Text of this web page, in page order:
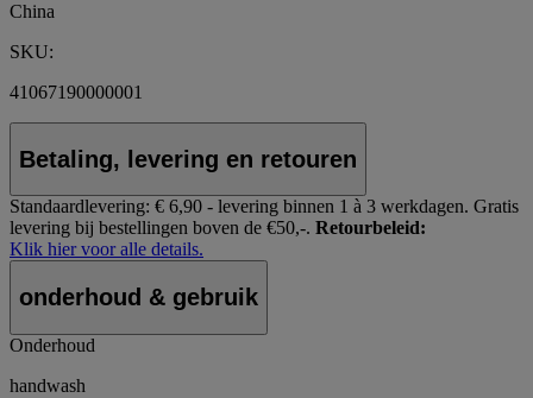
China
SKU:
41067190000001
Betaling, levering en retouren
Standaardlevering: € 6,90 - levering binnen 1 à 3 werkdagen. Gratis
levering bij bestellingen boven de €50,-. Retourbeleid:
Klik hier voor alle details.
onderhoud & gebruik
Onderhoud
handwash